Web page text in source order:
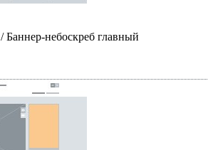
/ Баннер-небоскреб главный